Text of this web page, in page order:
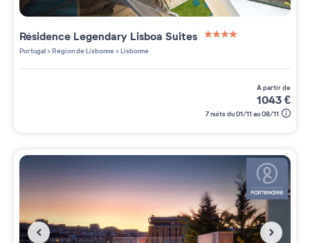
Résidence Legendary Lisboa Suites
Portugal>Région de Lisbonne>Lisbonne
à partir de
1043€
7 nuits du 01/11 au 08/11